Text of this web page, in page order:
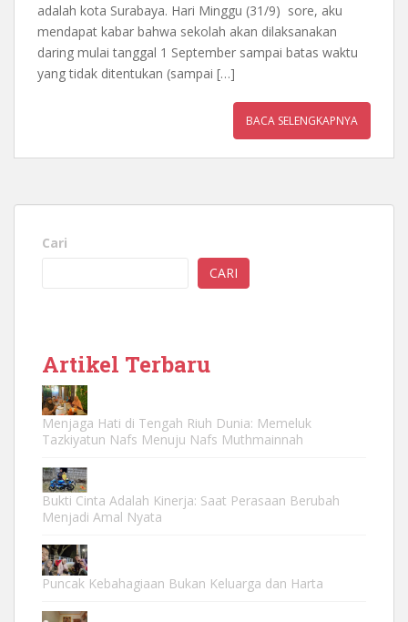
adalah kota Surabaya. Hari Minggu (31/9) sore, aku
mendapat kabar bahwa sekolah akan dilaksanakan
daring mulai tanggal 1 September sampai batas waktu
yang tidak ditentukan (sampai […]
BACA SELENGKAPNYA
Cari
CARI
Artikel Terbaru
Menjaga Hati di Tengah Riuh Dunia: Memeluk
Tazkiyatun Nafs Menuju Nafs Muthmainnah
Bukti Cinta Adalah Kinerja: Saat Perasaan Berubah
Menjadi Amal Nyata
Puncak Kebahagiaan Bukan Keluarga dan Harta